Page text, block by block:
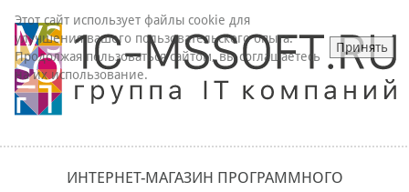
ИНТЕРНЕТ-МАГАЗИН ПРОГРАММНОГО
Этот сайт использует файлы cookie для
улучшения вашего пользовательского опыта.
Продолжая пользоваться сайтом, вы соглашаетесь
на их использование.
Принять